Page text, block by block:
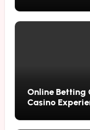
Online Betting
Casino